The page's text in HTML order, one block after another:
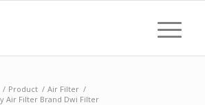
/ Product / Air Filter /
Air Filter Brand Dwi Filter